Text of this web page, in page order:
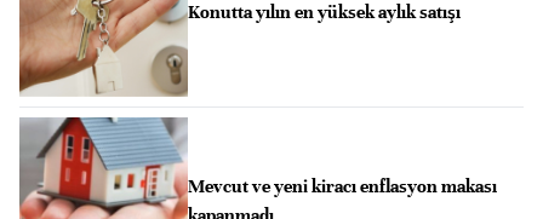
Konutta yılın en yüksek aylık satışı
Mevcut ve yeni kiracı enflasyon makası